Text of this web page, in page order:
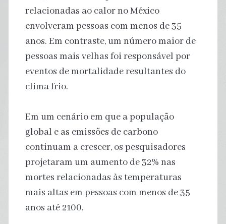
relacionadas ao calor no México
envolveram pessoas com menos de 35
anos. Em contraste, um número maior de
pessoas mais velhas foi responsável por
eventos de mortalidade resultantes do
clima frio.
Em um cenário em que a população
global e as emissões de carbono
continuam a crescer, os pesquisadores
projetaram um aumento de 32% nas
mortes relacionadas às temperaturas
mais altas em pessoas com menos de 35
anos até 2100.